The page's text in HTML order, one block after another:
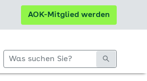
AOK-Mitglied werden